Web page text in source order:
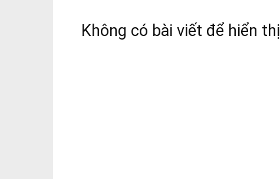
Không có bài viết để hiển thị